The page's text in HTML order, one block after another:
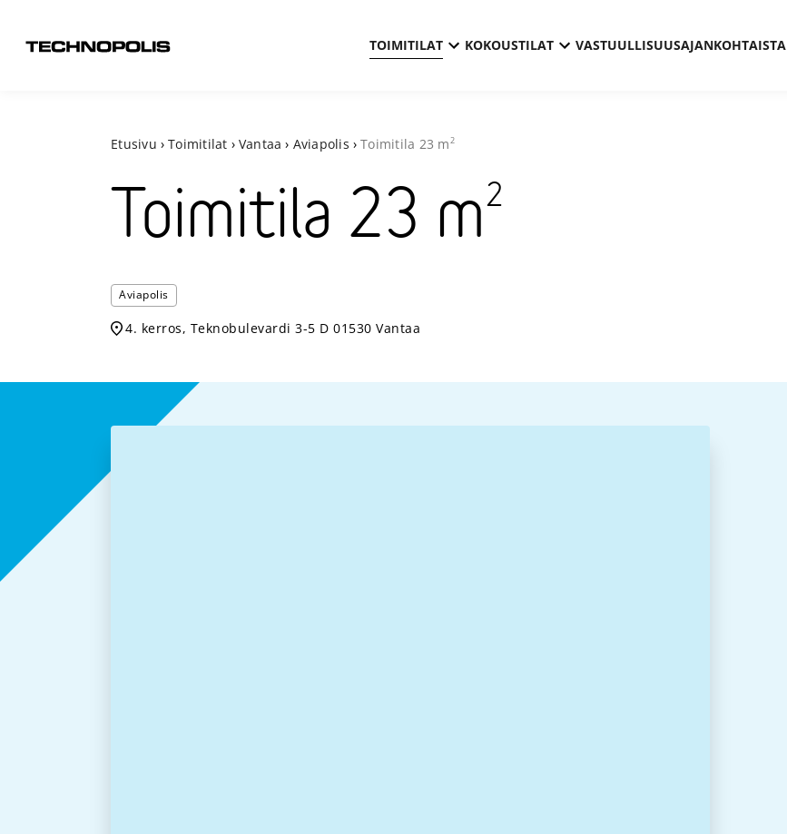
TOIMITILAT KOKOUSTILAT VASTUULLISUUSAJANKOHTAISTA
Etusivu › Toimitilat › Vantaa › Aviapolis › Toimitila 23 m2
Toimitila 23 m2
Aviapolis
Aviapolis
4. kerros, Teknobulevardi 3-5 D 01530 Vantaa